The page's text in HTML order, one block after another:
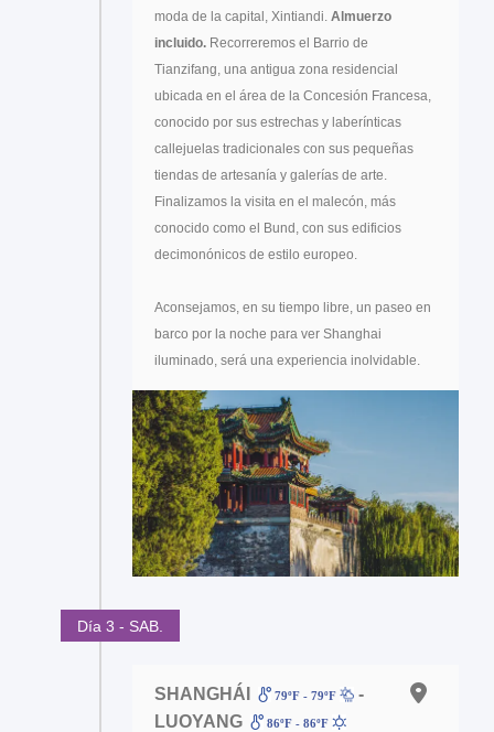
moda de la capital, Xintiandi. Almuerzo
incluido. Recorreremos el Barrio de
Tianzifang, una antigua zona residencial
ubicada en el área de la Concesión Francesa,
conocido por sus estrechas y laberínticas
callejuelas tradicionales con sus pequeñas
tiendas de artesanía y galerías de arte.
Finalizamos la visita en el malecón, más
conocido como el Bund, con sus edificios
decimonónicos de estilo europeo.
Aconsejamos, en su tiempo libre, un paseo en
barco por la noche para ver Shanghai
iluminado, será una experiencia inolvidable.
Día 3 - SAB.
SHANGHÁI 79ºF - 79ºF
-
LUOYANG
86ºF - 86ºF